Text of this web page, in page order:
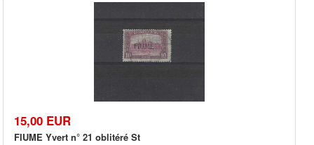
15,00 EUR
FIUME Yvert n° 21 oblitéré St